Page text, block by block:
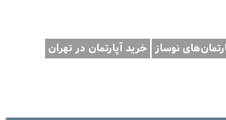
نوساز خرید آپارتمان در تهران